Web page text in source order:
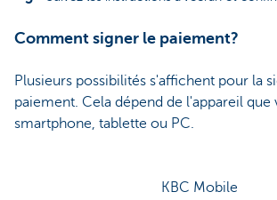
Comment signer le paiement?
Plusieurs possibilités s'affichent pour la
paiement. Cela dépend de l'appareil que
smartphone, tablette ou PC.
KBC Mobile